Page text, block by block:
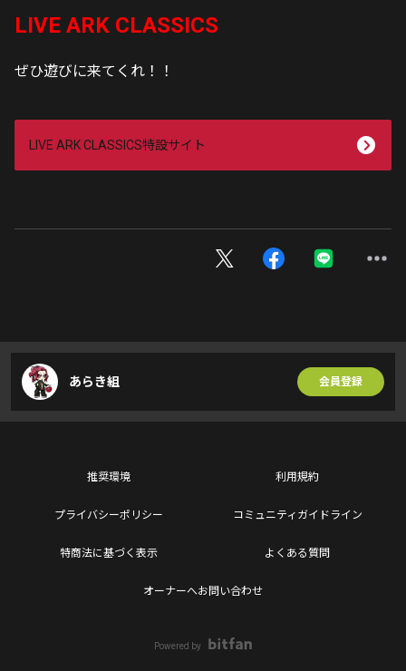
LIVE ARK CLASSICS
ぜひ遊びに来てくれ！！
LIVE ARK CLASSICS特設サイト
あらき組 会員登録
推奨環境 利用規約
プライバシーポリシー コミュニティガイドライン
特商法に基づく表示 よくある質問
オーナーへお問い合わせ
Powered by